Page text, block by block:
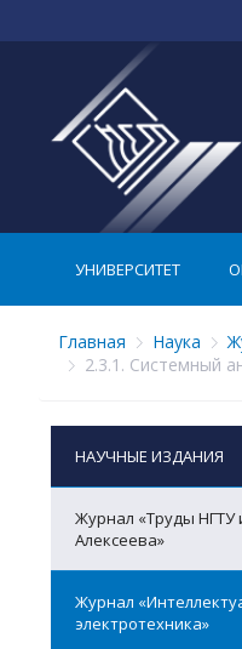
УНИВЕРСИТЕТ
Главная Наука
2.3.1. Системный
НАУЧНЫЕ ИЗДАНИЯ
Журнал «Труды НГТУ
Алексеева»
Журнал
электротехника»